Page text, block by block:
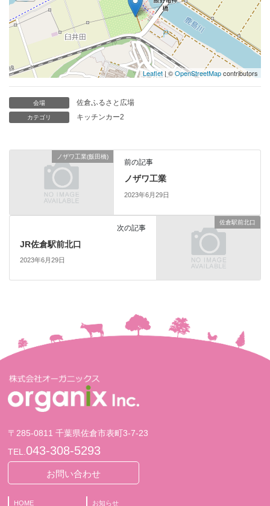
Leaflet| ©OpenStreetMapcontributors
会場 佐倉ふるさと広場
カテゴリ キッチンカー2
ノザワ工業(飯田橋)
前の記事
ノザワ工業
2023年6月29日
佐倉駅前北口
次の記事
JR佐倉駅前北口
2023年6月29日
〒285-0811 千葉県佐倉市表町3-7-23
TEL.043-308-5293
お問い合わせ
HOME お知らせ